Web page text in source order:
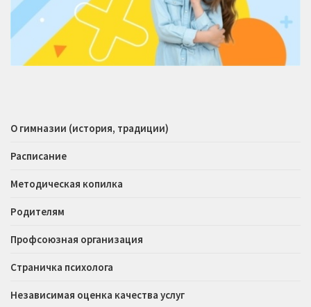
О гимназии (история, традиции)
Расписание
Методическая копилка
Родителям
Профсоюзная организация
Страничка психолога
Независимая оценка качества услуг